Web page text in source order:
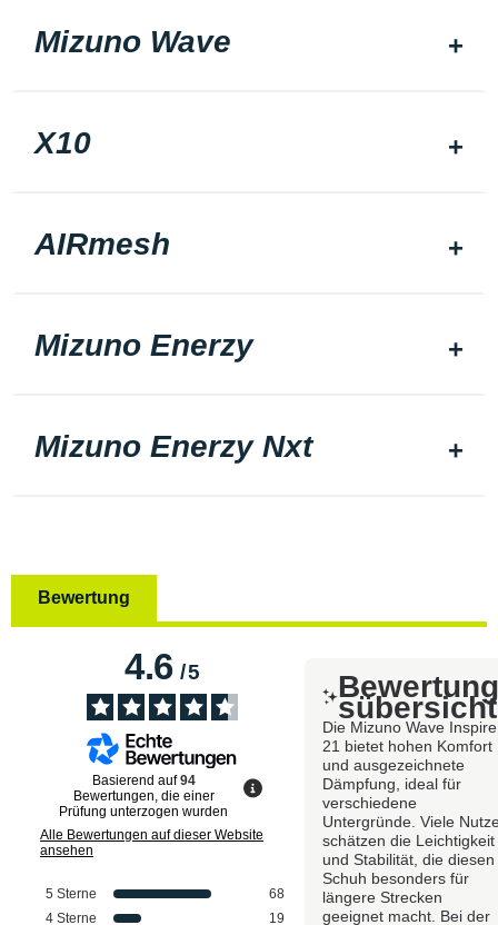
Mizuno Wave
X10
AIRmesh
Mizuno Enerzy
Mizuno Enerzy Nxt
Bewertung
4.6/5
Basierend auf94
Bewertungen, die einer
Prüfung unterzogen wurden
Alle Bewertungen auf dieser Website
ansehen
5 Sterne
68
4 Sterne 19
sübersicht
Die Mizuno Wave Inspire
21 bietet hohen Komfort
und ausgezeichnete
Dämpfung, ideal für
verschiedene
Untergründe. Viele
schätzen die Leichtigkeit
und Stabilität, die diesen
Schuh besonders für
längere Strecken
geeignet macht. Bei der